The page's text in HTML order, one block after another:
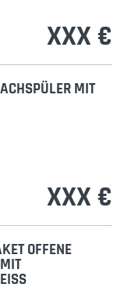
XXX €
MIT
XXX €
OFFENE